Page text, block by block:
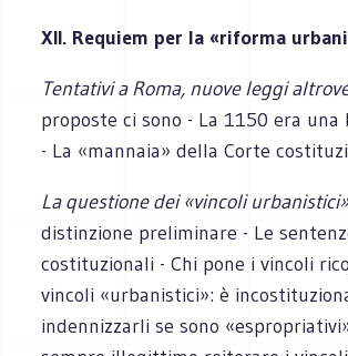
XII. Requiem per la «riforma
Tentativi a Roma, nuove leggi
proposte ci sono - La 1150 era una
- La «mannaia» della Corte
La questione dei «vincoli
distinzione preliminare - Le
costituzionali - Chi pone i vincoli
vincoli «urbanistici»: è
indennizzarli se sono